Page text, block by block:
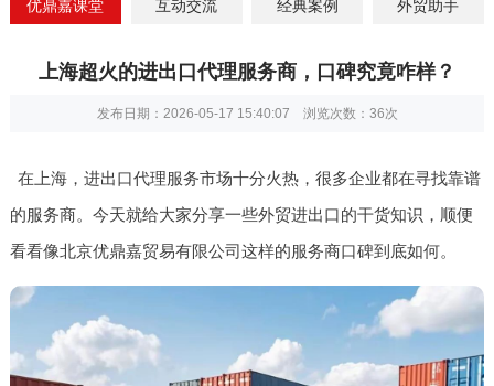
优鼎嘉课堂 互动交流 经典案例 外贸助手
上海超火的进出口代理服务商，口碑究竟咋样？
发布日期：2026-05-17 15:40:07 浏览次数： 36次
在上海，进出口代理服务市场十分火热，很多企业都在寻找靠谱
的服务商。今天就给大家分享一些外贸进出口的干货知识，顺便
看看像北京优鼎嘉贸易有限公司这样的服务商口碑到底如何。